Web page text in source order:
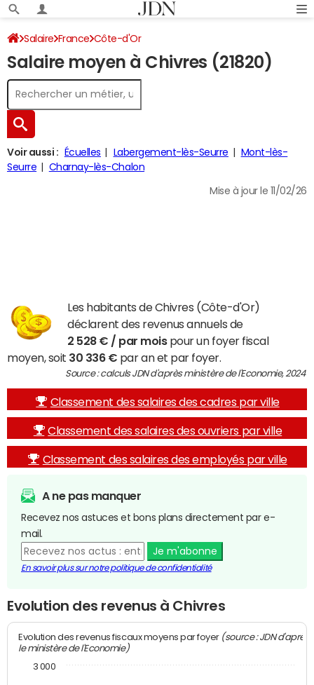
Salaire France Côte-d'Or
Salaire moyen à Chivres (21820)
Voir aussi : Écuelles Labergement-lès-Seurre
Mont-lès-
Seurre
Charnay-lès-Chalon
Mise à jour le 11/02/26
Les habitants de Chivres (Côte-d'Or)
déclarent des revenus annuels de
2 528 € / par moispour un foyer fiscal
moyen, soit 30 336 € par an et par foyer.
Source : calculs JDN d'après ministère de l'Economie, 2024
Classement des salaires des cadres par ville
Classement des salaires des ouvriers par ville
Classement des salaires des employés par ville
A ne pas manquer
Recevez nos astuces et bons plans directement par e-
mail.
Je m'abonne
En savoir plus sur notre politique de confidentialité
Evolution des revenus à Chivres
Evolution des revenus fiscaux moyens par foyer (source : JDN d'après
le ministère de l'Economie)
3 000